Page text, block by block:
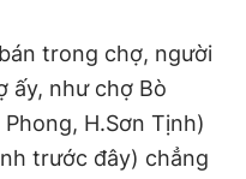
trong chợ, người
ấy, như chợ Bò
H.Sơn Tịnh)
trước đây) chẳng